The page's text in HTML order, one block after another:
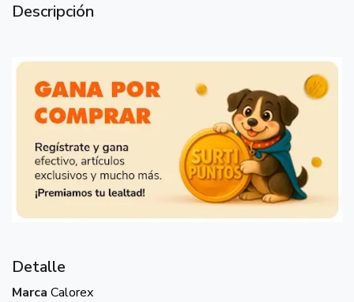
Descripción
Detalle
Marca Calorex